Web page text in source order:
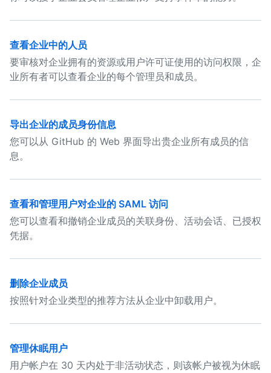
查看企业中的人员
要审核对企业拥有的资源或用户许可证使用的访问权限，企
业所有者可以查看企业的每个管理员和成员。
导出企业的成员身份信息
您可以从 GitHub 的 Web 界面导出贵企业所有成员的信
息。
查看和管理用户对企业的 SAML 访问
您可以查看和撤销企业成员的关联身份、活动会话、已授权
凭据。
删除企业成员
按照针对企业类型的推荐方法从企业中卸载用户。
管理休眠用户
用户帐户在 30 天内处于非活动状态，则该帐户被视为休眠